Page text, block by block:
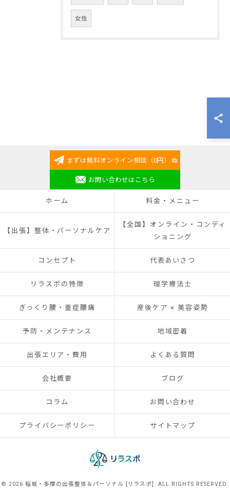
女性
まずは無料オンライン相談（0円）
お問い合わせはこちら
ホーム 料金・メニュー
【出張】整体・パーソナルケア
【全国】オンライン・コンディ
ショニング
コンセプト 代表あいさつ
リラスポの特徴 理学療法士
ぎっくり腰・重症腰痛 産後ケア × 美容姿勢
予防・メンテナンス 地域密着
出張エリア・費用 よくある質問
会社概要 ブログ
コラム お問い合わせ
プライバシーポリシー サイトマップ
© 2026 稲城・多摩の出張整体＆パーソナル [リラスポ]. ALL RIGHTS RESERVED.